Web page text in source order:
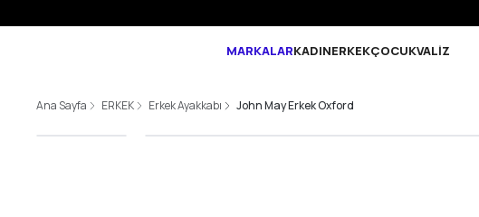
MARKALARKADINERKEKÇOCUKVALİZ
Ana Sayfa ERKEK Erkek Ayakkabı John May Erkek Oxford